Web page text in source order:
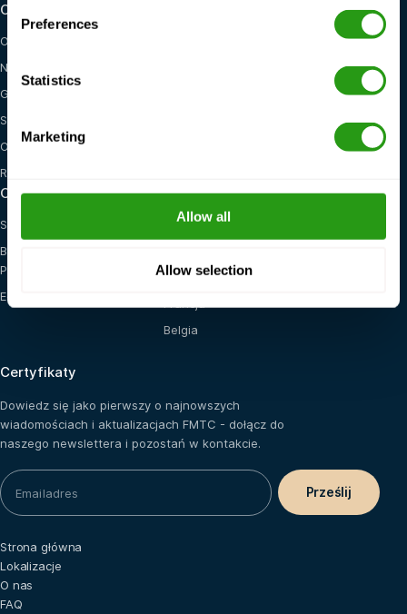
Preferences
Statistics
Marketing
Allow all
Allow selection
Certifications
OPITO
NOGEPA
GWO
STCW
OSHA
Red Cross
Opcje szkoleniowe
Szkolenie na miejscu
Blended (E-learning +
Praktyka)
E-learning
Lokalizacje
Stany Zjednoczone
Arabia Saudyjska
Belgia
Certyfikaty
Dowiedz się jako pierwszy o najnowszych
wiadomościach i aktualizacjach FMTC - dołącz do
naszego newslettera i pozostań w kontakcie.
Strona główna
Lokalizacje
O nas
FAQ